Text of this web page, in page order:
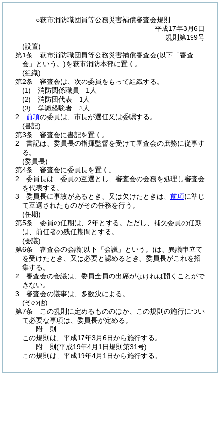
○萩市消防職団員等公務災害補償審査会規則
平成17年3月6日
規則第199号
(設置)
第1条
萩市消防職団員等公務災害補償審査会(以下「審査
会」という。)を萩市消防本部に置く。
(組織)
第2条
審査会は、次の委員をもって組織する。
(1)
消防関係職員 1人
(2)
消防団代表 1人
(3)
学識経験者 3人
2
前項の委員は、市長が選任又は委嘱する。
(書記)
第3条
審査会に書記を置く。
2
書記は、委員長の指揮監督を受けて審査会の庶務に従事す
る。
(委員長)
第4条
審査会に委員長を置く。
2
委員長は、委員の互選とし、審査会の会務を処理し審査会
を代表する。
3
委員長に事故があるとき、又は欠けたときは、 前項に準じ
て互選されたものがその任務を行う。
(任期)
第5条
委員の任期は、2年とする。 ただし、補欠委員の任期
は、前任者の残任期間とする。
(会議)
第6条
審査会の会議(以下「会議」という。)は、異議申立て
を受けたとき、又は必要と認めるとき、委員長がこれを招
集する。
2
審査会の会議は、委員全員の出席がなければ開くことがで
きない。
3
審査会の議事は、多数決による。
(その他)
第7条
この規則に定めるもののほか、この規則の施行につい
て必要な事項は、委員長が定める。
附 則
この規則は、平成17年3月6日から施行する。
附 則(平成19年4月1日規則第31号)
この規則は、平成19年4月1日から施行する。